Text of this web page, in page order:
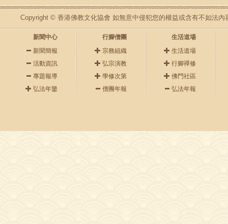
Copyright © 香港佛教文化協會 如無意中侵犯您的權益或含有不如法內
新聞中心
新聞簡報
活動資訊
專題報導
弘法年鑒
行腳僧團
宗務組織
弘宗演教
學修次第
僧團年報
生活道場
生活道場
行腳禪修
佛門社區
弘法年報